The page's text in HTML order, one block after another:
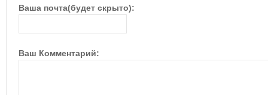
Ваша почта(будет скрыто):
Ваш Комментарий: